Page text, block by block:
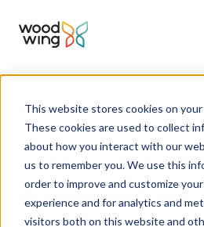
This website stores cookies on
These cookies are used to collect
about how you interact with our
us to remember you. We use this
order to improve and customize
experience and for analytics and
visitors both on this website and
Home Inspiratie Succesverhalen
Kwaliteitsmanagement 4 minuten
Succesverhaal